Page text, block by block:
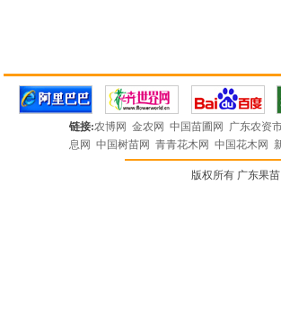
链接:农博网 金农网 中国苗圃网 广东农资
息网 中国树苗网 青青花木网 中国花木网
版权所有 广东果